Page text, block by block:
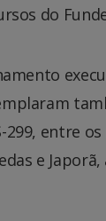
do
entre
e Japorã,